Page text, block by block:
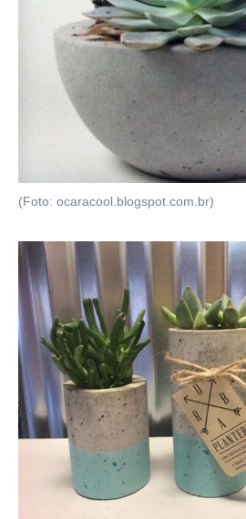
(Foto: ocaracool.blogspot.com.br)